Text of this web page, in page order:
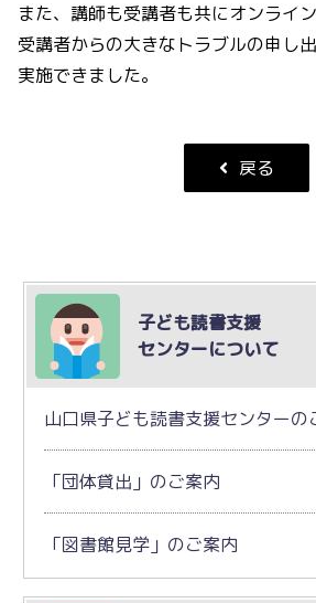
また、講師も受講者も共にオンライ
受講者からの大きなトラブルの申し
実施できました。
戻る
子ども読書支援
センターについて
山口県子ども読書支援センターの
「団体貸出」のご案内
「図書館見学」のご案内